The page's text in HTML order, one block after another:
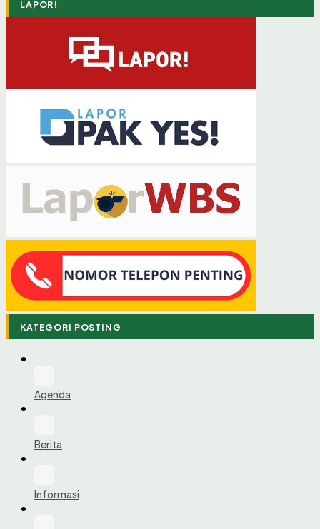
LAPOR!
KATEGORI POSTING
Agenda
Berita
Informasi